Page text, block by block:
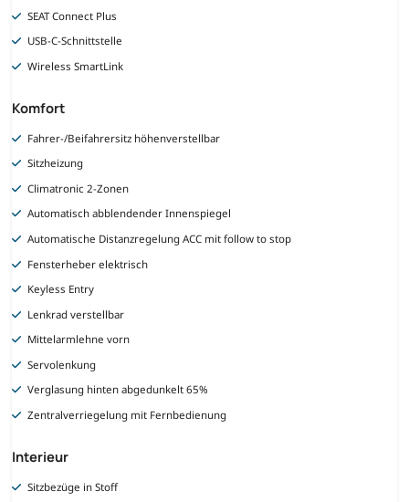
SEAT Connect Plus
USB-C-Schnittstelle
Wireless SmartLink
Komfort
Fahrer-/Beifahrersitz höhenverstellbar
Sitzheizung
Climatronic 2-Zonen
Automatisch abblendender Innenspiegel
Automatische Distanzregelung ACC mit follow to stop
Fensterheber elektrisch
Keyless Entry
Lenkrad verstellbar
Mittelarmlehne vorn
Servolenkung
Verglasung hinten abgedunkelt 65%
Zentralverriegelung mit Fernbedienung
Interieur
Sitzbezüge in Stoff